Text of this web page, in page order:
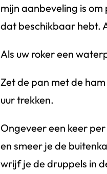
mijn aanbeveling is
dat beschikbaar hebt.
Als uw roker een
Zet de pan met de
uur trekken.
Ongeveer een keer
en smeer je de
wrijf je de druppels in